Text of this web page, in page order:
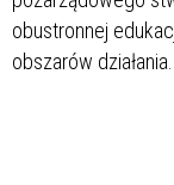
obustronnej
obszarów działania.